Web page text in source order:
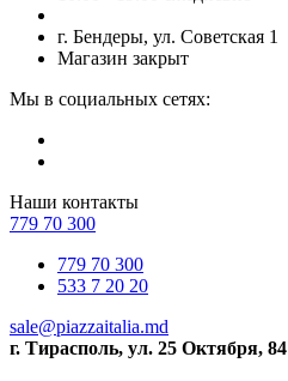
г. Бендеры, ул. Советская 1
Магазин закрыт
Мы в социальных сетях:
Наши контакты
779 70 300
779 70 300
533 7 20 20
sale@piazzaitalia.md
г. Тирасполь, ул. 25 Октября, 84